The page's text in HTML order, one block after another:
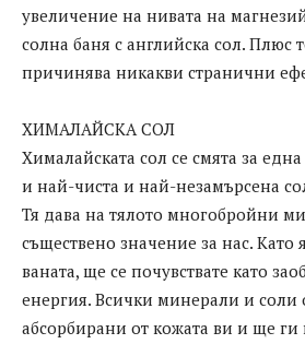
увеличение на нивата на
солна баня с английска сол. Плюс
причинява никакви странични
ХИМАЛАЙСКА СОЛ
Хималайската сол се смята за
и най-чиста и най-незамърсена
Тя дава на тялото многобройни
съществено значение за нас. Като
ваната, ще се почувствате като
енергия. Всички минерали и соли
абсорбирани от кожата ви и ще ги